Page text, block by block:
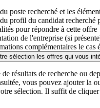
poste recherché et les
profil du candidat recherché
pour répondre à cette offre
de l'entreprise (si
complémentaires le cas
sélection les offres qui vous
résultats de recherche ou
vous pouvez ajouter la
sélection. Il suffit de